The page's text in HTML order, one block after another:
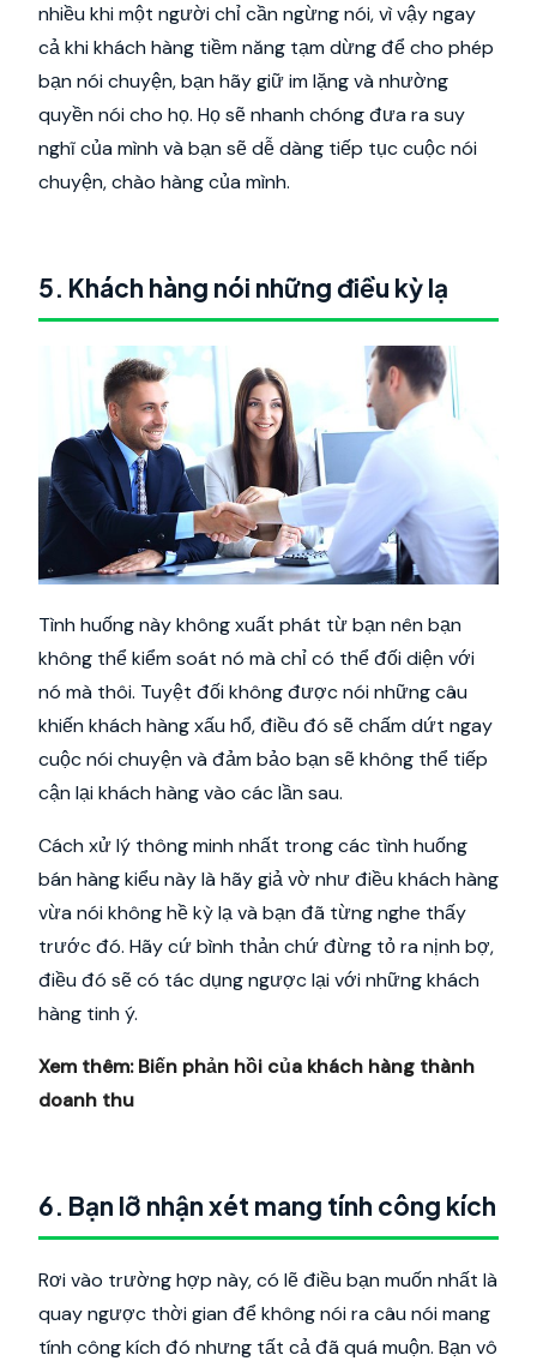
nhiều khi một người chỉ cần ngừng nói, vì vậy ngay
cả khi khách hàng tiềm năng tạm dừng để cho phép
bạn nói chuyện, bạn hãy giữ im lặng và nhường
quyền nói cho họ. Họ sẽ nhanh chóng đưa ra suy
nghĩ của mình và bạn sẽ dễ dàng tiếp tục cuộc nói
chuyện, chào hàng của mình.
5. Khách hàng nói những điều kỳ lạ
Tình huống này không xuất phát từ bạn nên bạn
không thể kiểm soát nó mà chỉ có thể đối diện với
nó mà thôi. Tuyệt đối không được nói những câu
khiến khách hàng xấu hổ, điều đó sẽ chấm dứt ngay
cuộc nói chuyện và đảm bảo bạn sẽ không thể tiếp
cận lại khách hàng vào các lần sau.
Cách xử lý thông minh nhất trong các tình huống
bán hàng kiểu này là hãy giả vờ như điều khách hàng
vừa nói không hề kỳ lạ và bạn đã từng nghe thấy
trước đó. Hãy cứ bình thản chứ đừng tỏ ra nịnh bợ,
điều đó sẽ có tác dụng ngược lại với những khách
hàng tinh ý.
Xem thêm:Biến phản hồi của khách hàng thành
doanh thu
6. Bạn lỡ nhận xét mang tính công kích
Rơi vào trường hợp này, có lẽ điều bạn muốn nhất là
quay ngược thời gian để không nói ra câu nói mang
tính công kích đó nhưng tất cả đã quá muộn. Bạn vô